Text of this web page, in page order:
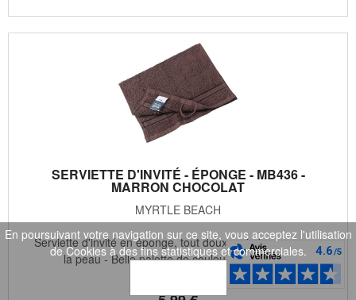
SERVIETTE D'INVITÉ - ÉPONGE - MB436 -
MARRON CHOCOLAT
MYRTLE BEACH
Serviette d'invité en éponge, tout doux, qui n'agresse pas
la peau - Belle palette de couleurs - Poids : ...
En poursuivant votre navigation sur ce site, vous acceptez l'utilisation
de Cookies à des fins statistiques et commerciales.